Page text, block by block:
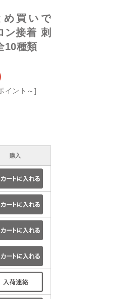
め買いで
ン接着 刺
10種類
イント～]
購入